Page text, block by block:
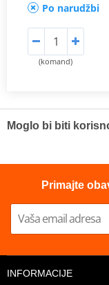
Po narudžbi
(komand)
Moglo bi biti
Primajte
INFORMACIJE